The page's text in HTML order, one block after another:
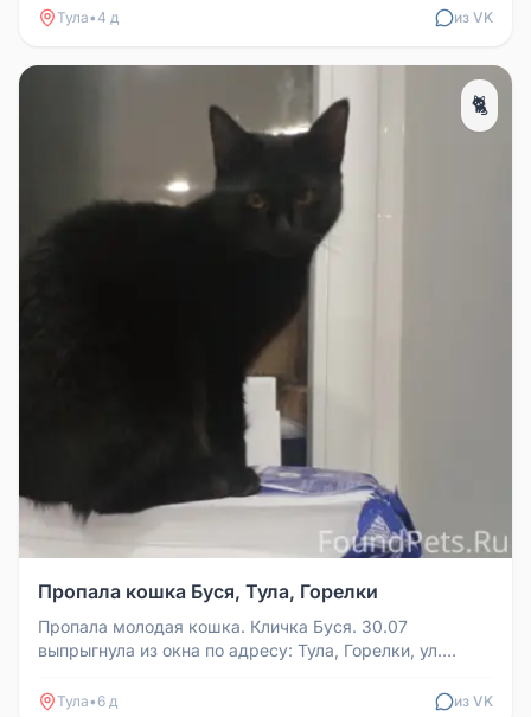
Тула•4 д из VK
🐈
Пропала кошка Буся, Тула, Горелки
Пропала молодая кошка. Кличка Буся. 30.07
выпрыгнула из окна по адресу: Тула, Горелки, ул.
Тула•6 д из VK